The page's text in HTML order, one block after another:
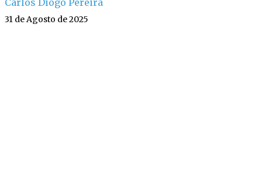
Carlos Diogo Pereira
31 de Agosto de 2025